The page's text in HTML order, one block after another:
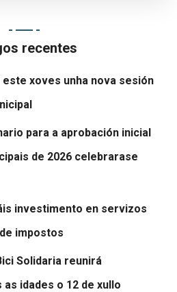
recentes
xoves unha nova sesión
para a aprobación inicial
de 2026 celebrarase
investimento en servizos
impostos
Solidaria reunirá
idades o 12 de xullo